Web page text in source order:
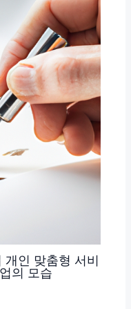
개인 맞춤형 서비
의 모습